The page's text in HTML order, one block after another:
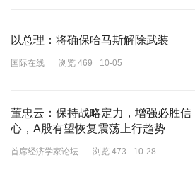
以总理：将确保哈马斯解除武装
国际在线 浏览 469 10-05
董忠云：保持战略定力，增强必胜信
心，A股有望恢复震荡上行趋势
首席经济学家论坛 浏览 473 10-28